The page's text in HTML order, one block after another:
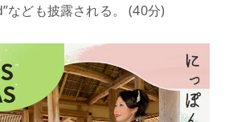
なども披露される。 (40分)